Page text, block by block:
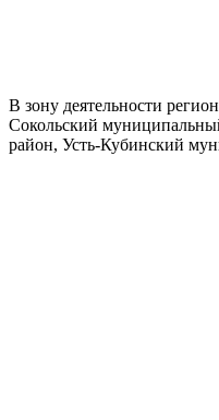
В зону деятельности
Сокольский
район, Усть-Кубинский